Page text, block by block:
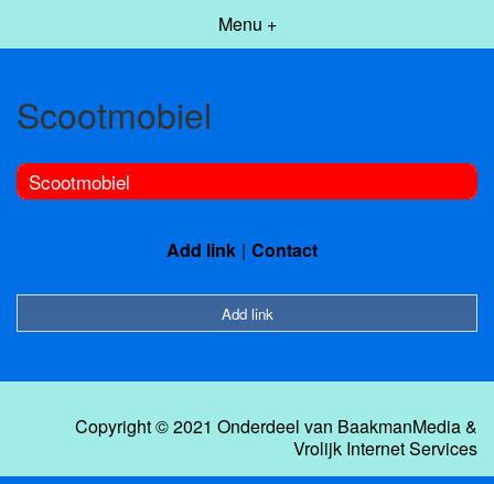
Menu +
Scootmobiel
Scootmobiel
Add link Contact
Add link
Copyright © 2021 Onderdeel van BaakmanMedia&
Vrolijk Internet Services